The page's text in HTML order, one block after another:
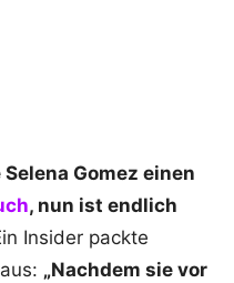
Gomez einen
, nun ist endlich
Insider packte
aus: „Nachdem sie vor